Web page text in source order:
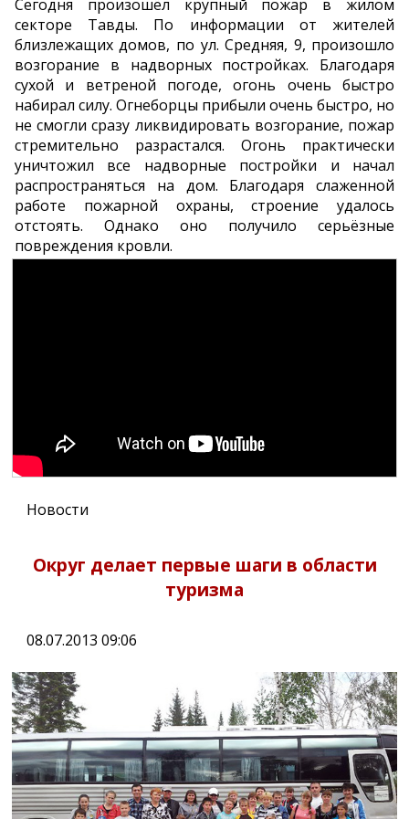
Сегодня произошёл крупный пожар в жилом
секторе Тавды. По информации от жителей
близлежащих домов, по ул. Средняя, 9, произошло
возгорание в надворных постройках. Благодаря
сухой и ветреной погоде, огонь очень быстро
набирал силу. Огнеборцы прибыли очень быстро, но
не смогли сразу ликвидировать возгорание, пожар
стремительно разрастался. Огонь практически
уничтожил все надворные постройки и начал
распространяться на дом. Благодаря слаженной
работе пожарной охраны, строение удалось
отстоять. Однако оно получило серьёзные
повреждения кровли.
Новости
Округ делает первые шаги в области
туризма
08.07.2013 09:06